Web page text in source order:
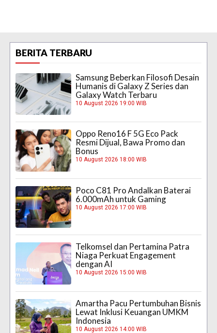
BERITA TERBARU
Samsung Beberkan Filosofi Desain
Humanis di Galaxy Z Series dan
Galaxy Watch Terbaru
10 August 2026 19:00 WIB
Oppo Reno16 F 5G Eco Pack
Resmi Dijual, Bawa Promo dan
Bonus
10 August 2026 18:00 WIB
Poco C81 Pro Andalkan Baterai
6.000mAh untuk Gaming
10 August 2026 17:00 WIB
Telkomsel dan Pertamina Patra
Niaga Perkuat Engagement
dengan AI
10 August 2026 15:00 WIB
Amartha Pacu Pertumbuhan Bisnis
Lewat Inklusi Keuangan UMKM
Indonesia
10 August 2026 14:00 WIB